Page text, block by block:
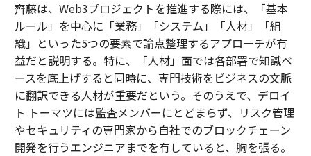
齊藤は、Web3プロジェクトを推進する際には、「基本
ルール」を中心に「業務」「システム」「人材」「組
織」といった5つの要素で論点整理するアプローチが有
益だと説明する。特に、「人材」面では各部署で知識ベ
ースを底上げすると同時に、専門技術をビジネスの文脈
に翻訳できる人材が重要だという。そのうえで、デロイ
ト トーマツには監査メンバーにとどまらず、リスク管理
やセキュリティの専門家から自社でのブロックチェーン
開発を行うエンジニアまでを有していると、胸を張る。